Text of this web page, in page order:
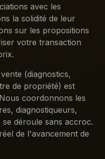
avec les
la solidité de leur
sur les propositions
votre transaction
(diagnostics,
de propriété) est
coordonnons les
diagnostiqueurs,
déroule sans accroc.
de l'avancement de